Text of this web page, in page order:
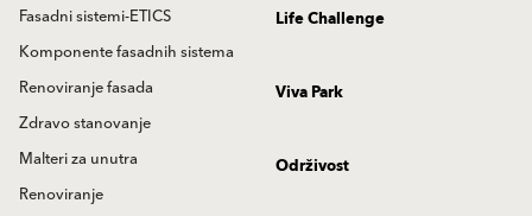
Fasadni sistemi-ETICS
Komponente fasadnih sistema
Renoviranje fasada
Zdravo stanovanje
Malteri za unutra
Renoviranje
Life Challenge
Viva Park
Održivost